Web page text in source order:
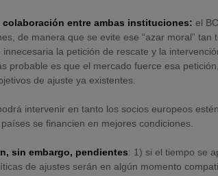
entre ambas instituciones: el
de manera que se evite ese “azar moral”
la petición de rescate y la
probable es que el mercado fuerce esa
de ajuste ya existentes.
intervenir en tanto los socios europeos
se financien en mejores condiciones.
sin embargo, pendientes: 1) si el tiempo se
de ajustes serán en algún momento